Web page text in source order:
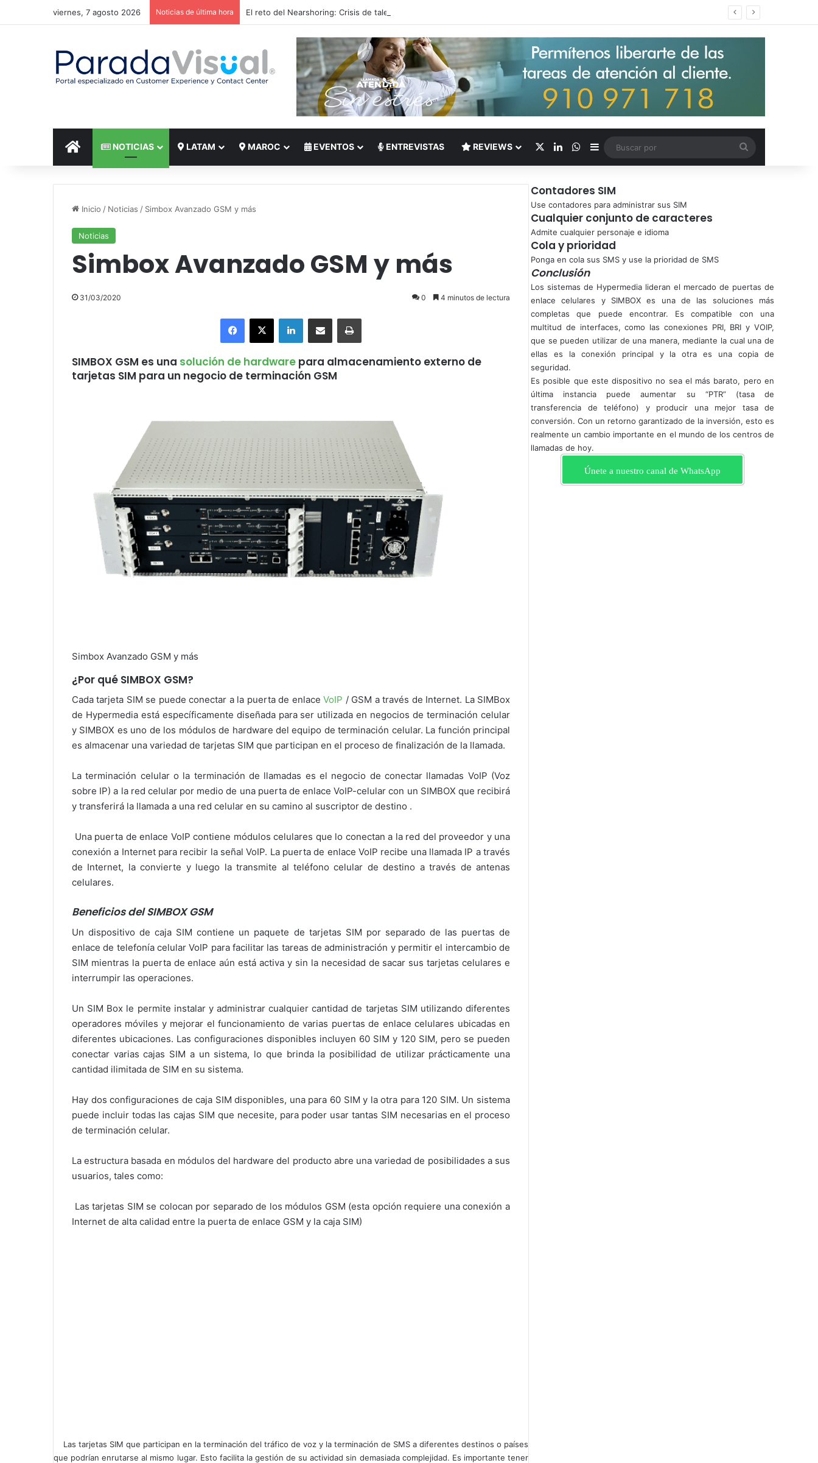
viernes, 7 agosto 2026 Noticias de última hora El reto del Nearshoring: Crisis de talento bilingüe en Centroamérica dispara los salarios de entrada un 15%
INICIO NOTICIAS LATAM MAROC EVENTOS ENTREVISTAS REVIEWS LinkedInWhatsApp
Barra lateral
por
Inicio / Noticias / Simbox Avanzado GSM y más
Noticias
Simbox Avanzado GSM y más
31/03/2020 0 4 minutos de lectura
Facebook
X LinkedInCompartir por correo electrónicoImprimir
SIMBOX GSM es una solución de hardware para almacenamiento externo de
tarjetas SIM para un negocio de terminación GSM
Simbox Avanzado GSM y más
¿Por qué SIMBOX GSM?
Cada tarjeta SIM se puede conectar a la puerta de enlaceVoIP / GSM a través de Internet. La SIMBox
de Hypermedia está específicamente diseñada para ser utilizada en negocios de terminación celular
y SIMBOX es uno de los módulos de hardware del equipo de terminación celular. La función principal
es almacenar una variedad de tarjetas SIM que participan en el proceso de finalización de la llamada.
La terminación celular o la terminación de llamadas es el negocio de conectar llamadas VoIP (Voz
sobre IP) a la red celular por medio de una puerta de enlace VoIP-celular con un SIMBOX que recibirá
y transferirá la llamada a una red celular en su camino al suscriptor de destino .
Una puerta de enlace VoIP contiene módulos celulares que lo conectan a la red del proveedor y una
conexión a Internet para recibir la señal VoIP. La puerta de enlace VoIP recibe una llamada IP a través
de Internet, la convierte y luego la transmite al teléfono celular de destino a través de antenas
celulares.
Beneficios del SIMBOX GSM
Un dispositivo de caja SIM contiene un paquete de tarjetas SIM por separado de las puertas de
enlace de telefonía celular VoIP para facilitar las tareas de administración y permitir el intercambio de
SIM mientras la puerta de enlace aún está activa y sin la necesidad de sacar sus tarjetas celulares e
interrumpir las operaciones.
Un SIM Box le permite instalar y administrar cualquier cantidad de tarjetas SIM utilizando diferentes
operadores móviles y mejorar el funcionamiento de varias puertas de enlace celulares ubicadas en
diferentes ubicaciones. Las configuraciones disponibles incluyen 60 SIM y 120 SIM, pero se pueden
conectar varias cajas SIM a un sistema, lo que brinda la posibilidad de utilizar prácticamente una
cantidad ilimitada de SIM en su sistema.
Hay dos configuraciones de caja SIM disponibles, una para 60 SIM y la otra para 120 SIM. Un sistema
puede incluir todas las cajas SIM que necesite, para poder usar tantas SIM necesarias en el proceso
de terminación celular.
La estructura basada en módulos del hardware del producto abre una variedad de posibilidades a sus
usuarios, tales como:
Las tarjetas SIM se colocan por separado de los módulos GSM (esta opción requiere una conexión a
Internet de alta calidad entre la puerta de enlace GSM y la caja SIM)
Las tarjetas SIM que participan en la terminación del tráfico de voz y la terminación de SMS a diferentes destinos o países
que podrían enrutarse al mismo lugar. Esto facilita la gestión de su actividad sin demasiada complejidad. Es importante tener
Contadores SIM
Use contadores para administrar sus SIM
Cualquier conjunto de caracteres
Admite cualquier personaje e idioma
Cola y prioridad
Ponga en cola sus SMS y use la prioridad de SMS
Conclusión
Los sistemas de Hypermedia lideran el mercado de puertas de
enlace celulares y SIMBOX es una de las soluciones más
completas que puede encontrar. Es compatible con una
multitud de interfaces, como las conexiones PRI, BRI y VOIP,
que se pueden utilizar de una manera, mediante la cual una de
ellas es la conexión principal y la otra es una copia de
seguridad.
Es posible que este dispositivo no sea el más barato, pero en
última instancia puede aumentar su “PTR” (tasa de
transferencia de teléfono) y producir una mejor tasa de
conversión. Con un retorno garantizado de la inversión, esto es
realmente un cambio importante en el mundo de los centros de
llamadas de hoy.
Únete a nuestro canal de WhatsApp